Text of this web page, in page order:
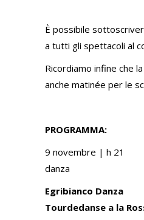
È possibile
a tutti gli spettacoli al
Ricordiamo infine che
anche matinée per le
PROGRAMMA:
9 novembre | h 21
danza
Egribianco Danza
Tourdedanse a la